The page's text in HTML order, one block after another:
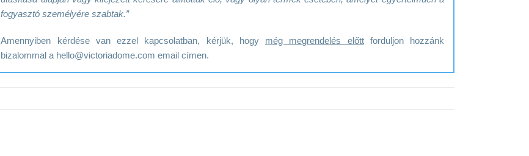
fogyasztó személyére szabtak.”
Amennyiben kérdése van ezzel kapcsolatban, kérjük, hogy még megrendelés előttforduljon hozzánk
bizalommal a hello@victoriadome.com email címen.